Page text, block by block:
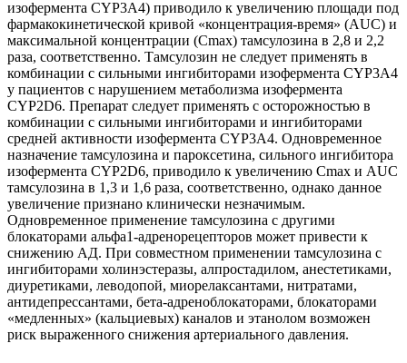
изофермента CYP3A4) приводило к увеличению площади под
фармакокинетической кривой «концентрация-время» (AUC) и
максимальной концентрации (Сmах) тамсулозина в 2,8 и 2,2
раза, соответственно. Тамсулозин не следует применять в
комбинации с сильными ингибиторами изофермента CYP3A4
у пациентов с нарушением метаболизма изофермента
CYP2D6. Препарат следует применять с осторожностью в
комбинации с сильными ингибиторами и ингибиторами
средней активности изофермента CYP3A4. Одновременное
назначение тамсулозина и пароксетина, сильного ингибитора
изофермента CYP2D6, приводило к увеличению Сmах и AUC
тамсулозина в 1,3 и 1,6 раза, соответственно, однако данное
увеличение признано клинически незначимым.
Одновременное применение тамсулозина с другими
блокаторами альфа1-адренорецепторов может привести к
снижению АД. При совместном применении тамсулозина с
ингибиторами холинэстеразы, алпростадилом, анестетиками,
диуретиками, леводопой, миорелаксантами, нитратами,
антидепрессантами, бета-адреноблокаторами, блокаторами
«медленных» (кальциевых) каналов и этанолом возможен
риск выраженного снижения артериального давления.